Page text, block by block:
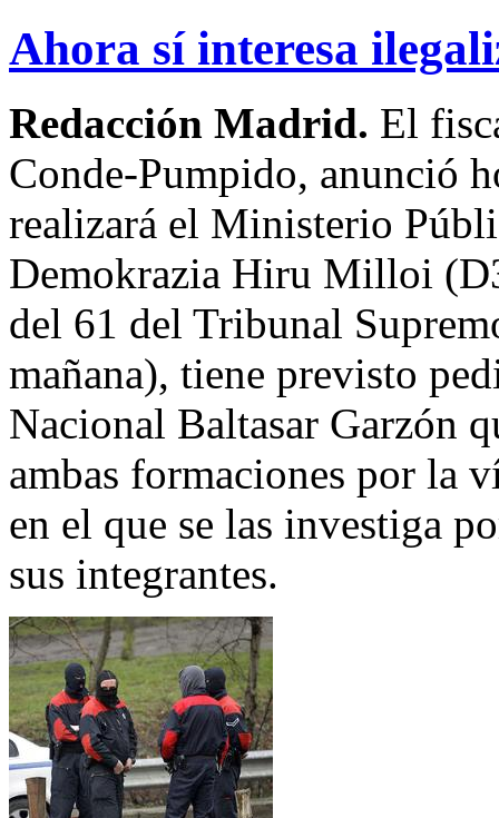
Ahora sí interesa
Redacción Madrid. El
Conde-Pumpido, anunció
realizará el Ministerio
Demokrazia Hiru Milloi
del 61 del Tribunal
mañana), tiene previsto
Nacional Baltasar Garzón
ambas formaciones por la
en el que se las investiga
sus integrantes.